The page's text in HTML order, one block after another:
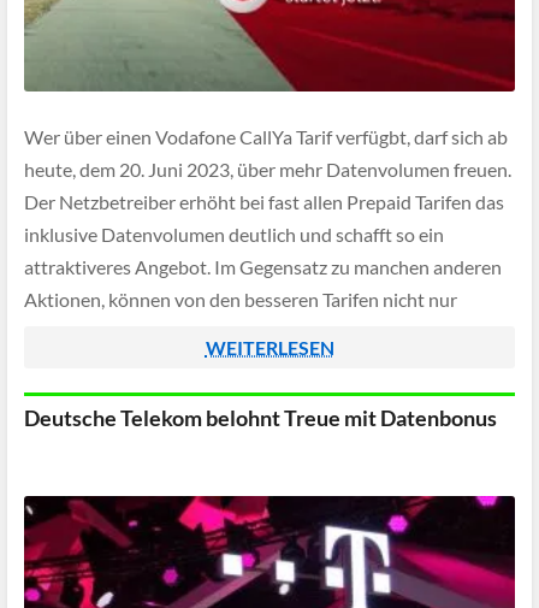
Wer über einen Vodafone CallYa Tarif verfügbt, darf sich ab
heute, dem 20. Juni 2023, über mehr Datenvolumen freuen.
Der Netzbetreiber erhöht bei fast allen Prepaid Tarifen das
inklusive Datenvolumen deutlich und schafft so ein
attraktiveres Angebot. Im Gegensatz zu manchen anderen
Aktionen, können von den besseren Tarifen nicht nur
WEITERLESEN
Deutsche Telekom belohnt Treue mit Datenbonus